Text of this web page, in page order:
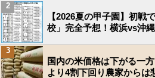
【2026夏の甲子園】初戦
校」完全予想！横浜vs沖
2
国内の米価格は下がる一
より4割下回り農家からは
3